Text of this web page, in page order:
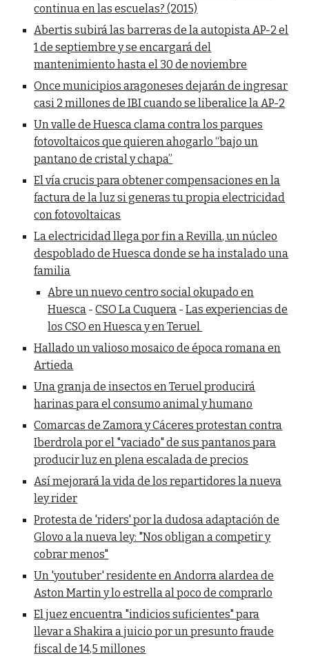
continua en las escuelas? (2015)
Abertis subirá las barreras de la autopista AP-2 el
1 de septiembre y se encargará del
mantenimiento hasta el 30 de noviembre
Once municipios aragoneses dejarán de ingresar
casi 2 millones de IBI cuando se liberalice la AP-2
Un valle de Huesca clama contra los parques
fotovoltaicos que quieren ahogarlo “bajo un
pantano de cristal y chapa”
El vía crucis para obtener compensaciones en la
factura de la luz si generas tu propia electricidad
con fotovoltaicas
La electricidad llega por fin a Revilla, un núcleo
despoblado de Huesca donde se ha instalado una
familia
Abre un nuevo centro social okupado en
Huesca - CSO La Cuquera -Las experiencias de
los CSO en Huesca y en Teruel
Hallado un valioso mosaico de época romana en
Artieda
Una granja de insectos en Teruel producirá
harinas para el consumo animal y humano
Comarcas de Zamora y Cáceres protestan contra
Iberdrola por el "vaciado" de sus pantanos para
producir luz en plena escalada de precios
Así mejorará la vida de los repartidores la nueva
ley rider
Protesta de 'riders' por la dudosa adaptación de
Glovo a la nueva ley: "Nos obligan a competir y
cobrar menos"
Un 'youtuber' residente en Andorra alardea de
Aston Martin y lo estrella al poco de comprarlo
El juez encuentra "indicios suficientes" para
llevar a Shakira a juicio por un presunto fraude
fiscal de 14,5 millones